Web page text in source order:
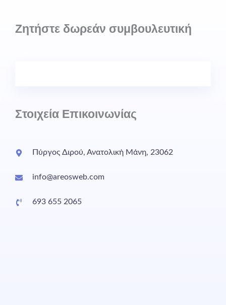
Ζητήστε δωρεάν συμβουλευτική
Στοιχεία Επικοινωνίας
Πύργος Διρού, Ανατολική Μάνη, 23062
info@areosweb.com
693 655 2065